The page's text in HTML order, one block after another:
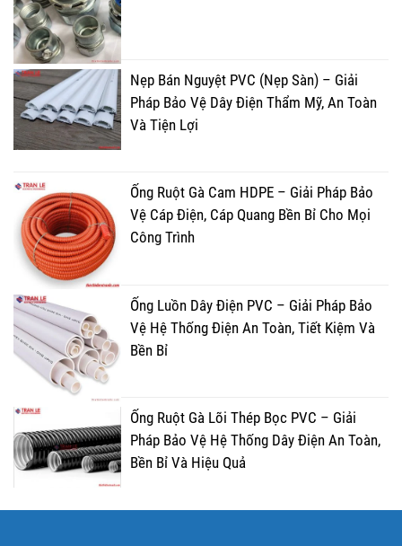
Nẹp Bán Nguyệt PVC (Nẹp Sàn) – Giải
Pháp Bảo Vệ Dây Điện Thẩm Mỹ, An Toàn
Và Tiện Lợi
Ống Ruột Gà Cam HDPE – Giải Pháp Bảo
Vệ Cáp Điện, Cáp Quang Bền Bỉ Cho Mọi
Công Trình
Ống Luồn Dây Điện PVC – Giải Pháp Bảo
Vệ Hệ Thống Điện An Toàn, Tiết Kiệm Và
Bền Bỉ
Ống Ruột Gà Lõi Thép Bọc PVC – Giải
Pháp Bảo Vệ Hệ Thống Dây Điện An Toàn,
Bền Bỉ Và Hiệu Quả